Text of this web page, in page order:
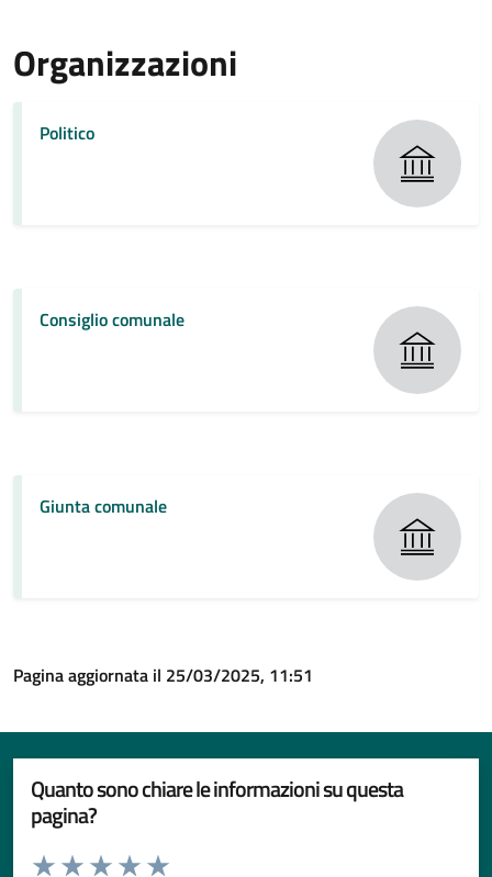
Organizzazioni
Politico
Consiglio comunale
Giunta comunale
Pagina aggiornata il 25/03/2025, 11:51
Quanto sono chiare le informazioni su questa
pagina?
Valuta da 1 a 5 stelle la pagina